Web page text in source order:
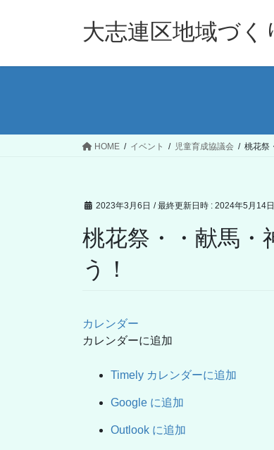
大志連区地域づく
HOME イベント 児童育成協議会 桃花祭
2023年3月6日 / 最終更新日時 : 2024年5月14日
桃花祭・・献馬・
う！
カレンダー
カレンダーに追加
Timely カレンダーに追加
Google に追加
Outlook に追加